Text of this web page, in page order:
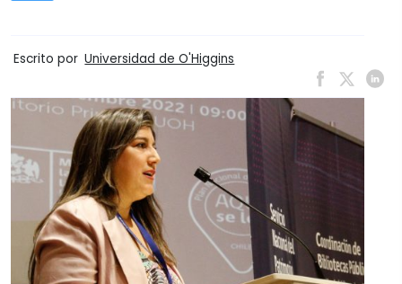
Escrito por Universidad de O'Higgins